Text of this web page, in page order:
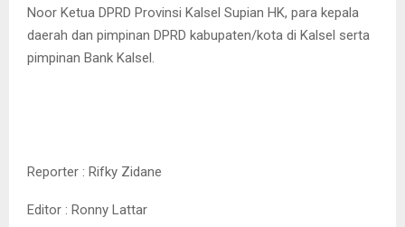
Noor Ketua DPRD Provinsi Kalsel Supian HK, para kepala
daerah dan pimpinan DPRD kabupaten/kota di Kalsel serta
pimpinan Bank Kalsel.
Reporter : Rifky Zidane
Editor : Ronny Lattar